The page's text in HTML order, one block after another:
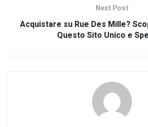
Next Post
Acquistare su Rue Des Mille?
Questo Sito Unico e